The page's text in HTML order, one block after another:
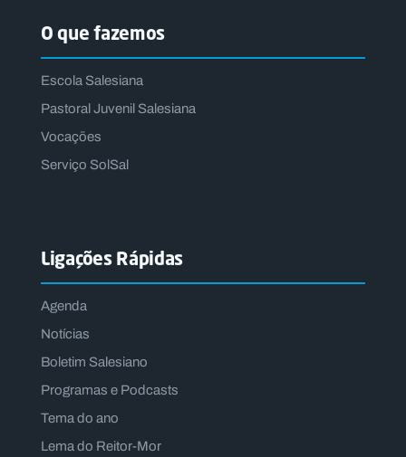
O que fazemos
Escola Salesiana
Pastoral Juvenil Salesiana
Vocações
Serviço SolSal
Ligações Rápidas
Agenda
Notícias
Boletim Salesiano
Programas e Podcasts
Tema do ano
Lema do Reitor-Mor